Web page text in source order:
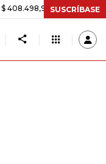
+$ 8.753,81 +2,19%
SUSCRÍBASE